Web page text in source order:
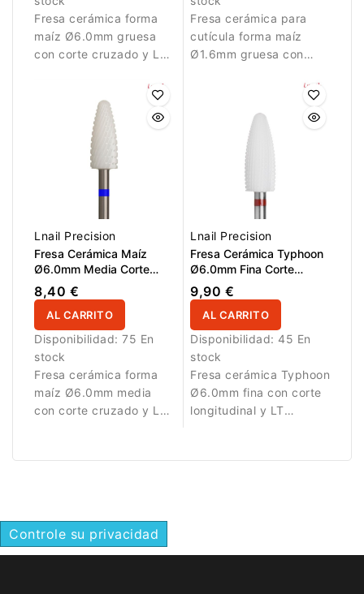
Fresa cerámica forma
maíz Ø6.0mm gruesa
con corte cruzado y LT
eliminación rápida de
material artificial.
Fresa cerámica para
cutícula forma maíz
Ø1.6mm gruesa con
2.6mm para limpieza
precisa de la cutícula.
Lnail Precision
Fresa Cerámica Maíz
Ø6.0mm Media Corte
Cruzado LT 14.5mm
8,40 €
AL CARRITO
Disponibilidad: 75 En
stock
Fresa cerámica forma
maíz Ø6.0mm media
con corte cruzado y LT
del material.
Lnail Precision
Fresa Cerámica Typhoon
Ø6.0mm Fina Corte
Longitudinal LT 14.5mm
L/R
9,90 €
AL CARRITO
Disponibilidad: 45 En
stock
Fresa cerámica Typhoon
Ø6.0mm fina con corte
longitudinal y LT
Controle su privacidad